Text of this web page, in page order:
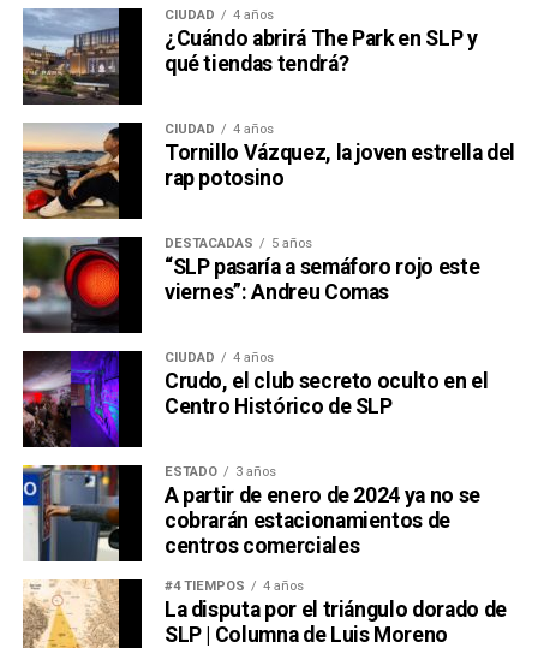
CIUDAD 4 años
¿Cuándo abrirá The Park en SLP y
qué tiendas tendrá?
CIUDAD 4 años
Tornillo Vázquez, la joven estrella del
rap potosino
DESTACADAS 5 años
“SLP pasaría a semáforo rojo este
viernes”: Andreu Comas
CIUDAD 4 años
Crudo, el club secreto oculto en el
Centro Histórico de SLP
ESTADO 3 años
A partir de enero de 2024 ya no se
cobrarán estacionamientos de
centros comerciales
#4 TIEMPOS 4 años
La disputa por el triángulo dorado de
SLP | Columna de Luis Moreno